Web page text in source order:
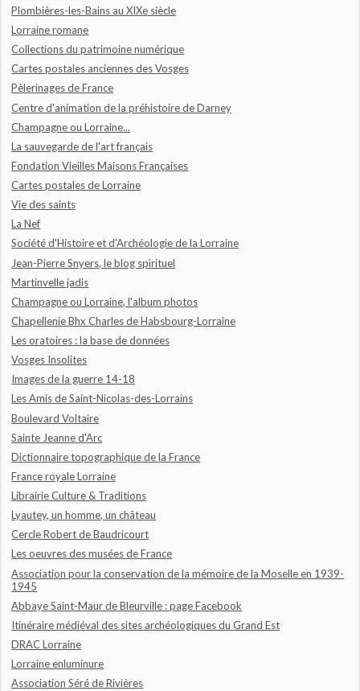
Plombières-les-Bains au XIXe siècle
Lorraine romane
Collections du patrimoine numérique
Cartes postales anciennes des Vosges
Pèlerinages de France
Centre d'animation de la préhistoire de Darney
Champagne ou Lorraine...
La sauvegarde de l'art français
Fondation Vieilles Maisons Françaises
Cartes postales de Lorraine
Vie des saints
La Nef
Société d'Histoire et d'Archéologie de la Lorraine
Jean-Pierre Snyers, le blog spirituel
Martinvelle jadis
Champagne ou Lorraine, l'album photos
Chapellenie Bhx Charles de Habsbourg-Lorraine
Les oratoires : la base de données
Vosges Insolites
Images de la guerre 14-18
Les Amis de Saint-Nicolas-des-Lorrains
Boulevard Voltaire
Sainte Jeanne d'Arc
Dictionnaire topographique de la France
France royale Lorraine
Librairie Culture & Traditions
Lyautey, un homme, un château
Cercle Robert de Baudricourt
Les oeuvres des musées de France
Association pour la conservation de la mémoire de la Moselle en 1939-
1945
Abbaye Saint-Maur de Bleurville : page Facebook
Itinéraire médiéval des sites archéologiques du Grand Est
DRAC Lorraine
Lorraine enluminure
Association Séré de Rivières